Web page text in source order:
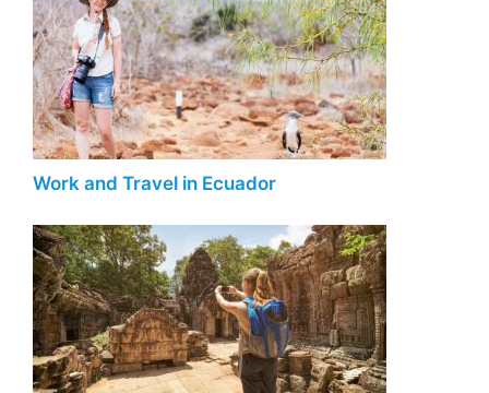
Work and Travel in Ecuador